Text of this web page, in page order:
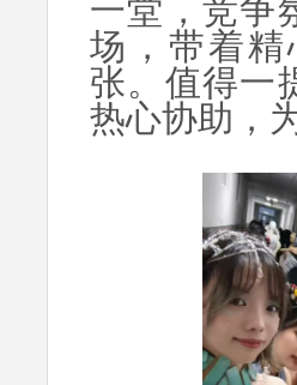
一堂，竞争
场，带着
张。值得一
热心协助，